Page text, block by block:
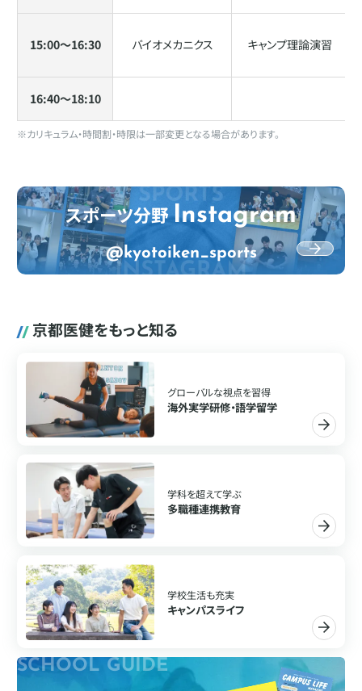
15:00～16:30 バイオメカニクス キャンプ理論演習
16:40～18:10
※カリキュラム・時間割・時限は一部変更となる場合があります。
スポーツ分野Instagram
@kyotoiken_sports
京都医健をもっと知る
グローバルな視点を習得
海外実学研修・語学留学
学科を超えて学ぶ
多職種連携教育
学校生活も充実
キャンパスライフ